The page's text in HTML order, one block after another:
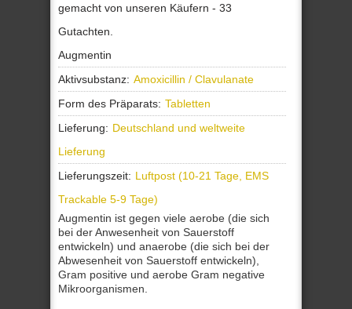
gemacht von unseren Käufern - 33
Gutachten.
Augmentin
Aktivsubstanz: Amoxicillin / Clavulanate
Form des Präparats: Tabletten
Lieferung: Deutschland und weltweite
Lieferung
Lieferungszeit: Luftpost (10-21 Tage, EMS
Trackable 5-9 Tage)
Augmentin ist gegen viele aerobe (die sich
bei der Anwesenheit von Sauerstoff
entwickeln) und anaerobe (die sich bei der
Abwesenheit von Sauerstoff entwickeln),
Gram positive und aerobe Gram negative
Mikroorganismen.